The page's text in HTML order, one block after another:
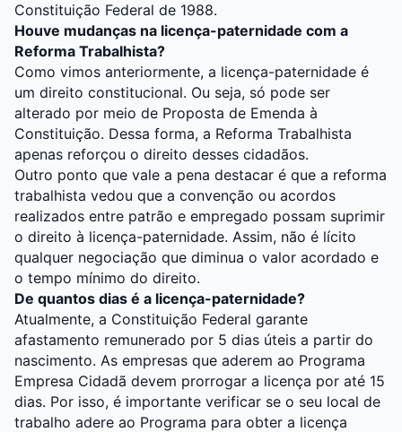
Constituição Federal de 1988.
Houve mudanças na licença-paternidade com a
Reforma Trabalhista?
Como vimos anteriormente, a licença-paternidade é
um direito constitucional. Ou seja, só pode ser
alterado por meio de Proposta de Emenda à
Constituição. Dessa forma, a Reforma Trabalhista
apenas reforçou o direito desses cidadãos.
Outro ponto que vale a pena destacar é que a reforma
trabalhista vedou que a convenção ou acordos
realizados entre patrão e empregado possam suprimir
o direito à licença-paternidade. Assim, não é lícito
qualquer negociação que diminua o valor acordado e
o tempo mínimo do direito.
De quantos dias é a licença-paternidade?
Atualmente, a Constituição Federal garante
afastamento remunerado por 5 dias úteis a partir do
nascimento. As empresas que aderem ao Programa
Empresa Cidadã devem prorrogar a licença por até 15
dias. Por isso, é importante verificar se o seu local de
trabalho adere ao Programa para obter a licença